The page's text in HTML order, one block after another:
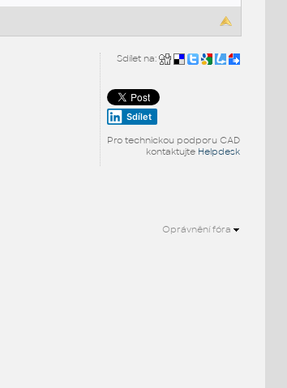
Sdílet na:
Sdílet
Pro technickou podporu CAD
kontaktujte Helpdesk
Oprávnění fóra